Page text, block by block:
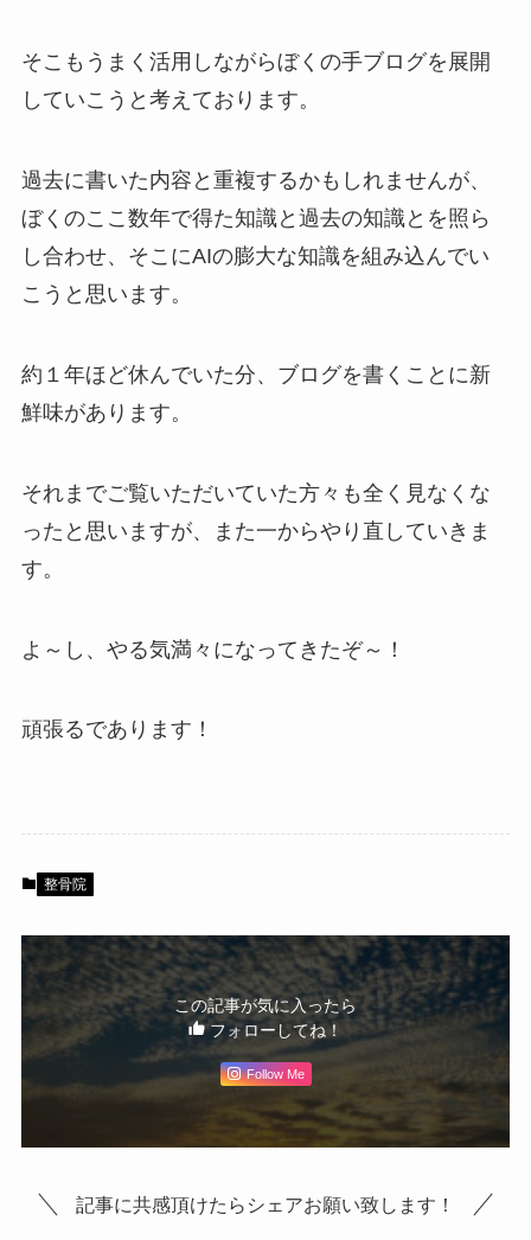
そこもうまく活用しながらぼくの手ブログを展開
していこうと考えております。
過去に書いた内容と重複するかもしれませんが、
ぼくのここ数年で得た知識と過去の知識とを照ら
し合わせ、そこにAIの膨大な知識を組み込んでい
こうと思います。
約１年ほど休んでいた分、ブログを書くことに新
鮮味があります。
それまでご覧いただいていた方々も全く見なくな
ったと思いますが、また一からやり直していきま
す。
よ～し、やる気満々になってきたぞ～！
頑張るであります！
整骨院
この記事が気に入ったら
フォローしてね！
Follow Me
記事に共感頂けたらシェアお願い致します！